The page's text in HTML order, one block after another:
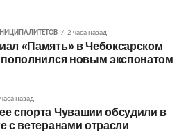
2 часа назад
«Память» в Чебоксарском
пополнился новым экспонатом
назад
спорта Чувашии обсудили в
с ветеранами отрасли